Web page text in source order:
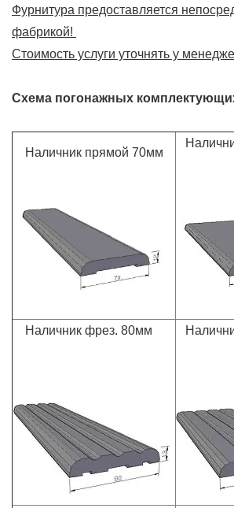
Фурнитура предоставляется
фабрикой!
Стоимость услуги уточнять у
Схема погонажных
Наличник прямой 70мм
Наличник фрез. 80мм